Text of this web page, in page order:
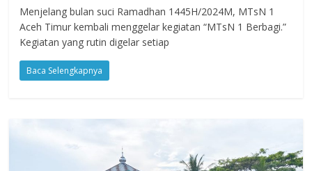
Menjelang bulan suci Ramadhan 1445H/2024M, MTsN 1
Aceh Timur kembali menggelar kegiatan “MTsN 1 Berbagi.”
Kegiatan yang rutin digelar setiap
Baca Selengkapnya